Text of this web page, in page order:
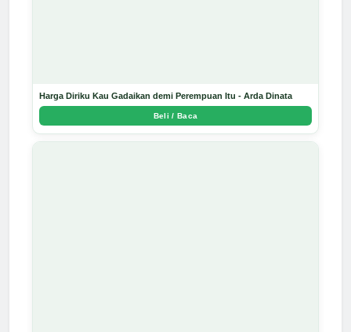
Harga Diriku Kau Gadaikan demi Perempuan Itu - Arda Dinata
Beli / Baca